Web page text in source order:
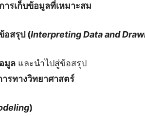
ารเก็บข้อมูลที่เหมาะสม
อสรุป (Interpreting Data and
มูลและนำไปสู่ข้อสรุป
รทางวิทยาศาสตร์
)